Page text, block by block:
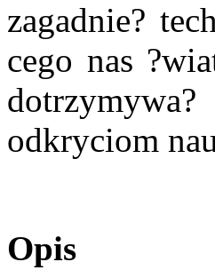
zagadnie?
cego nas
odkryciom
Opis